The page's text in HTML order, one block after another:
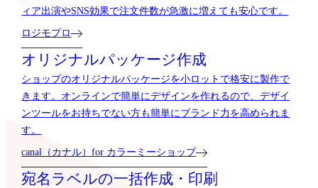
ィア出演やSNS効果で注文件数が急激に増えても安心です。
ロジモプロ
オリジナルパッケージ作成
ショップのオリジナルパッケージを小ロットで格安に製作で
きます。オンラインで簡単にデザインを作れるので、デザイ
ンツールをお持ちでない方も簡単にブランド力を高められま
す。
canal（カナル）for カラーミーショップ
宛名ラベルの一括作成・印刷